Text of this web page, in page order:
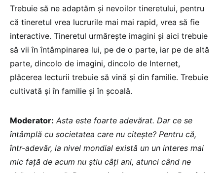
Trebuie să ne adaptăm și nevoilor tineretului, pentru
că tineretul vrea lucrurile mai mai rapid, vrea să fie
interactive. Tineretul urmărește imagini și aici trebuie
să vii în întâmpinarea lui, pe de o parte, iar pe de altă
parte, dincolo de imagini, dincolo de Internet,
plăcerea lecturii trebuie să vină și din familie. Trebuie
cultivată și în familie și în școală.
Moderator: Asta este foarte adevărat. Dar ce se
întâmplă cu societatea care nu citește? Pentru că,
într-adevăr, la nivel mondial există un un interes mai
mic față de acum nu știu câți ani, atunci când ne